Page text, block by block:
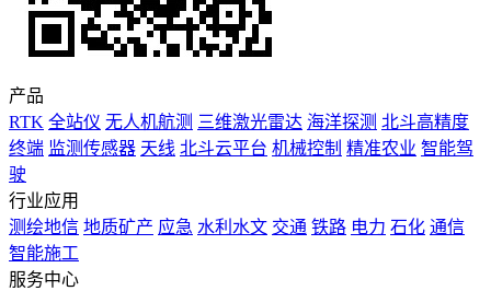
产品
RTK 全站仪 无人机航测 三维激光雷达 海洋探测 北斗高精度
终端 监测传感器 天线 北斗云平台 机械控制 精准农业 智能驾
驶
行业应用
测绘地信 地质矿产 应急 水利水文 交通 铁路 电力 石化 通信
智能施工
服务中心